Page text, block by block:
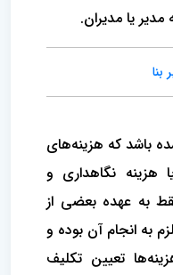
یا مدیران‌.
باشد که‌ هزینه‌های
هزینه نگاهداری و
به عهده بعضی از
به انجام آن بوده و
تعیین تکلیف